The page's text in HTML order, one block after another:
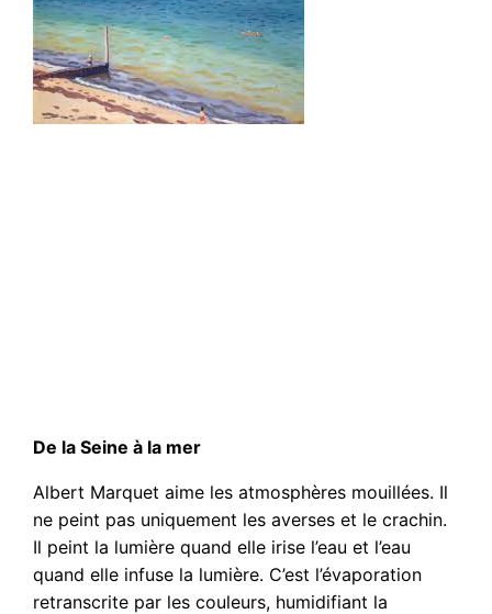
De la Seine à la mer
Albert Marquet aime les atmosphères mouillées. Il
ne peint pas uniquement les averses et le crachin.
Il peint la lumière quand elle irise l’eau et l’eau
quand elle infuse la lumière. C’est l’évaporation
retranscrite par les couleurs, humidifiant la